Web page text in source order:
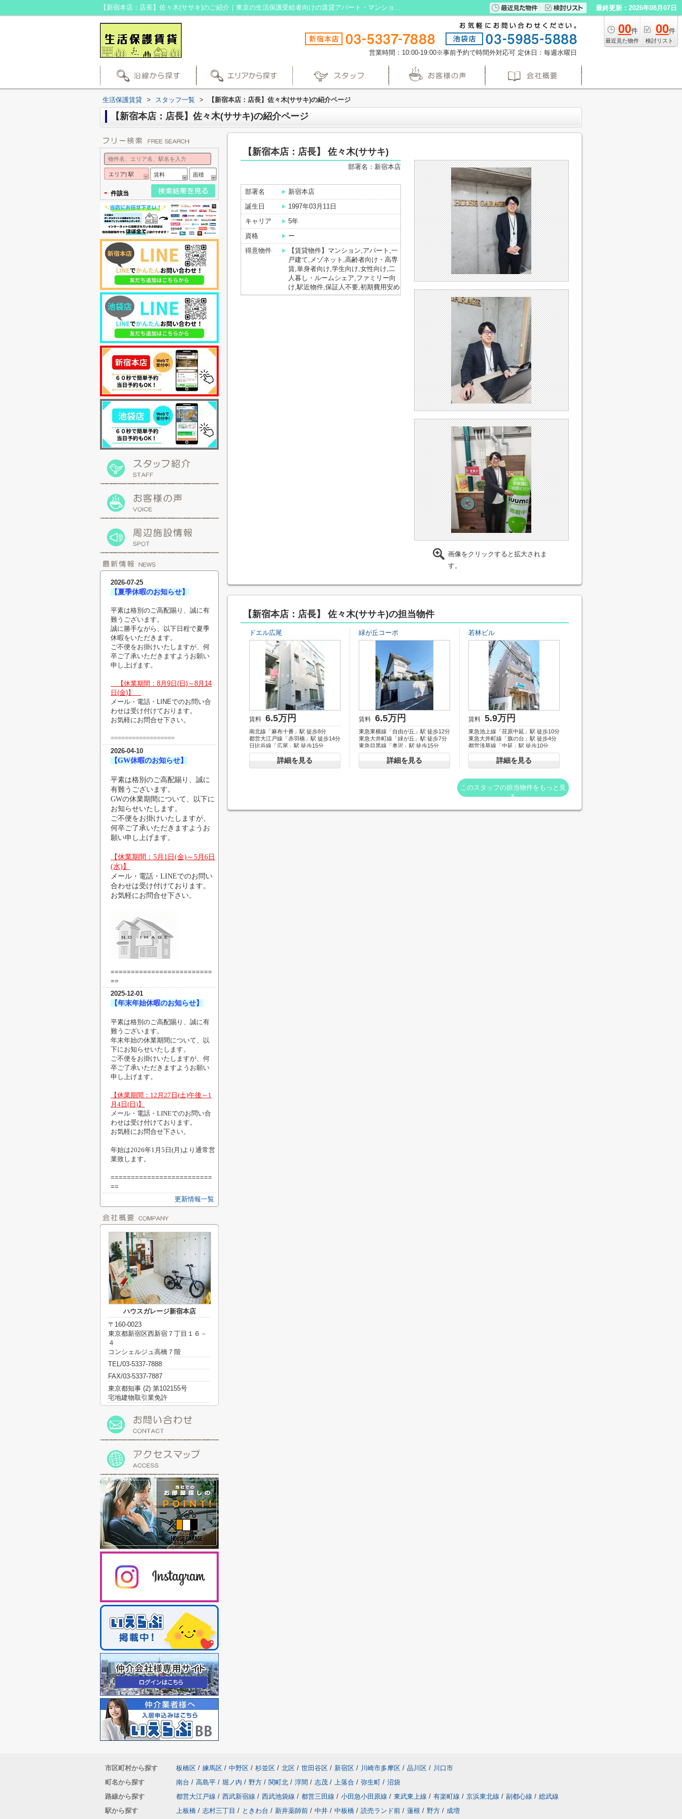
【新宿本店：店長】佐々木(ササキ)のご紹介｜東京の生活保護受給者向けの賃貸アパート・マンションなら生活保護賃貸 最終更新：2026年08月07日
00件
最近見た物件
00件
検討リスト
営業時間：10:00-19:00※事前予約で時間外対応可 定休日：毎週水曜日
生活保護賃貸 > スタッフ一覧 > 【新宿本店：店長】佐々木(ササキ)の紹介ページ
【新宿本店：店長】佐々木(ササキ)の紹介ページ
【新宿本店：店長】 佐々木(ササキ)
部署名：新宿本店
部署名
新宿本店
誕生日
1997年03月11日
キャリア
5年
資格
ー
得意物件
【賃貸物件】マンション,アパート,一
戸建て,メゾネット,高齢者向け・高専
賃,単身者向け,学生向け,女性向け,二
人暮し・ルームシェア,ファミリー向
け,駅近物件,保証人不要,初期費用安め
画像をクリックすると拡大されま
す。
【新宿本店：店長】 佐々木(ササキ)の担当物件
ドエル広尾
賃料 6.5万円
南北線「麻布十番」駅 徒歩8分
都営大江戸線「赤羽橋」駅 徒歩14分
日比谷線「広尾」駅 徒歩15分
詳細を見る
緑が丘コーポ
賃料 6.5万円
東急東横線「自由が丘」駅 徒歩12分
東急大井町線「緑が丘」駅 徒歩7分
東急目黒線「奥沢」駅 徒歩15分
詳細を見る
若林ビル
賃料 5.9万円
東急池上線「荏原中延」駅 徒歩10分
東急大井町線「旗の台」駅 徒歩4分
都営浅草線「中延」駅 徒歩10分
詳細を見る
このスタッフの担当物件をもっと見
る
エリア| 駅 賃料 面積
- 件該当
2026-07-25
【夏季休暇のお知らせ】
平素は格別のご高配賜り、誠に有
難うございます。
誠に勝手ながら、以下日程で夏季
休暇をいただきます。
ご不便をお掛けいたしますが、何
卒ご了承いただきますようお願い
申し上げます。
【休業期間：8月9 日(日)～8月14
日(金)】
メール・電話・LINEでのお問い合
わせは受け付けております。
お気軽にお問合せ下さい。
==================
2026-04-10
【GW休暇のお知らせ】
平素は格別のご高配賜り、誠に
有難うございます。
GWの休業期間について、以下に
お知らせいたします。
ご不便をお掛けいたしますが、
何卒ご了承いただきますようお
願い申し上げます。
【休業期間： 5月1日(金)～5月6日
(水) 】
メール・電話・LINEでのお問い
合わせは受け付けております。
お気軽にお問合せ下さい。
=========================
==
2025-12-01
【年末年始休暇のお知らせ】
平素は格別のご高配賜り、誠に有
難うございます。
年末年始の休業期間について、以
下にお知らせいたします。
ご不便をお掛けいたしますが、何
卒ご了承いただきますようお願い
申し上げます。
【休業期間：12月27日(土)午後～1
月4日(日)】
メール・電話・LINEでのお問い合
わせは受け付けております。
お気軽にお問合せ下さい。
年始は2026年1月5日(月)より通常営
業致します。
=========================
==
更新情報一覧
ハウスガレージ新宿本店
〒160-0023
東京都新宿区西新宿７丁目１６－
４
コンシェルジュ高橋７階
TEL/03-5337-7888
FAX/03-5337-7887
東京都知事 (2) 第102155号
宅地建物取引業免許
市区町村から探す 板橋区 / 練馬区 / 中野区 / 杉並区 / 北区 / 世田谷区 / 新宿区 / 川崎市多摩区 / 品川区 / 川口市
町名から探す
南台 / 高島平 / 堀ノ内 / 野方 / 関町北 / 浮間 / 志茂 / 上落合 / 弥生町 / 沼袋
路線から探す
都営大江戸線 / 西武新宿線 / 西武池袋線 / 都営三田線 / 小田急小田原線 / 東武東上線 / 有楽町線 / 京浜東北線 / 副都心線 / 総武線
駅から探す
上板橋 / 志村三丁目 / ときわ台 / 新井薬師前 / 中井 / 中板橋 / 読売ランド前 / 蓮根 / 野方 / 成増